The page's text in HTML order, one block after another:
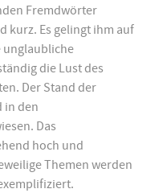
Fremdwörter
kurz. Es gelingt ihm auf
unglaubliche
die Lust des
Der Stand der
in den
Das
hoch und
Themen werden